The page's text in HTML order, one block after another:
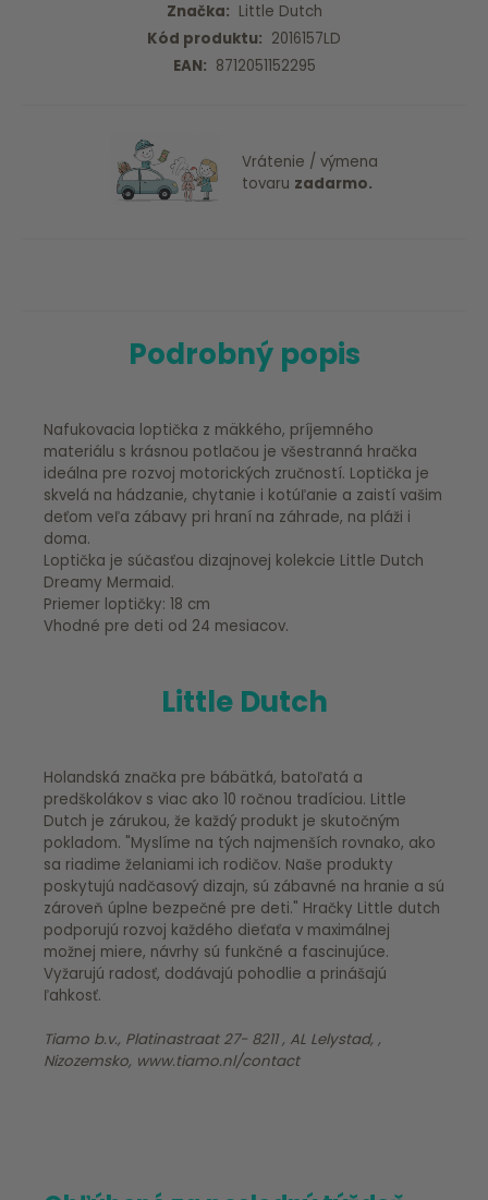
Značka: Little Dutch
Kód produktu: 2016157LD
EAN: 8712051152295
Vrátenie / výmena
tovaru zadarmo.
Podrobný popis
Nafukovacia loptička z mäkkého, príjemného
materiálu s krásnou potlačou je všestranná hračka
ideálna pre rozvoj motorických zručností. Loptička je
skvelá na hádzanie, chytanie i kotúľanie a zaistí vašim
deťom veľa zábavy pri hraní na záhrade, na pláži i
doma.
Loptička je súčasťou dizajnovej kolekcie Little Dutch
Dreamy Mermaid.
Priemer loptičky: 18 cm
Vhodné pre deti od 24 mesiacov.
Little Dutch
Holandská značka pre bábätká, batoľatá a
predškolákov s viac ako 10 ročnou tradíciou. Little
Dutch je zárukou, že každý produkt je skutočným
pokladom. "Myslíme na tých najmenších rovnako, ako
sa riadime želaniami ich rodičov. Naše produkty
poskytujú nadčasový dizajn, sú zábavné na hranie a sú
zároveň úplne bezpečné pre deti." Hračky Little dutch
podporujú rozvoj každého dieťaťa v maximálnej
možnej miere, návrhy sú funkčné a fascinujúce.
Vyžarujú radosť, dodávajú pohodlie a prinášajú
ľahkosť.
Tiamo b.v., Platinastraat 27- 8211 , AL Lelystad, ,
Nizozemsko, www.tiamo.nl/contact